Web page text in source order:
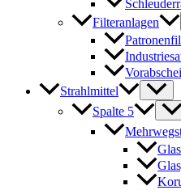
Filteranlagen
Strahlmittel
Spalte 5